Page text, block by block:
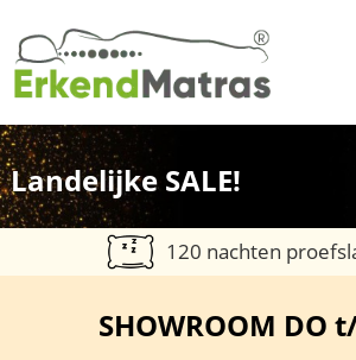
Landelijke SALE!
120 nachten
SHOWROOM DO